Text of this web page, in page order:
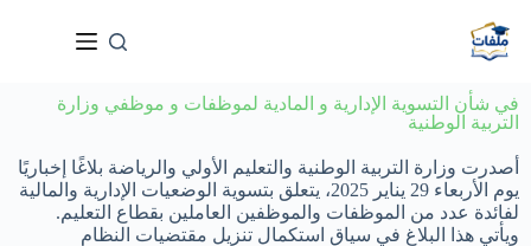
في شأن التسوية الإدارية و المادية لموظفات و موظفي وزارة
التربية الوطنية
أصدرت وزارة التربية الوطنية والتعليم الأولي والرياضة بلاغًا إخباريًا
يوم الأربعاء 29 يناير 2025، يتعلق بتسوية الوضعيات الإدارية والمالية
لفائدة عدد من الموظفات والموظفين العاملين بقطاع التعليم.
ويأتي هذا البلاغ في سياق استكمال تنزيل مقتضيات النظام